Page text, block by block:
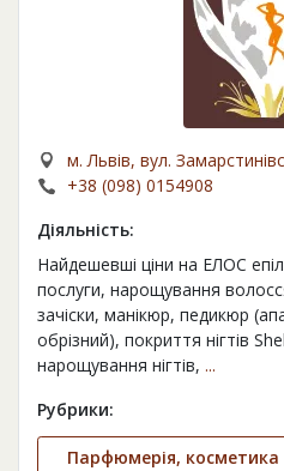
м. Львів, вул.
+38 (098) 0154908
Діяльність:
Найдешевші ціни на ЕЛОС
послуги, нарощування
зачіски, манікюр, педикюр
обрізний), покриття нігтів
нарощування нігтів, ...
Рубрики:
Парфюмерія, косметика